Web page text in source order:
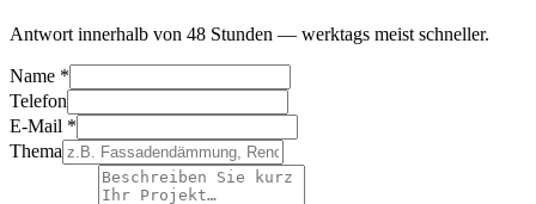
Antwort innerhalb von 48 Stunden — werktags meist schneller.
Name *
Telefon
E-Mail *
Thema